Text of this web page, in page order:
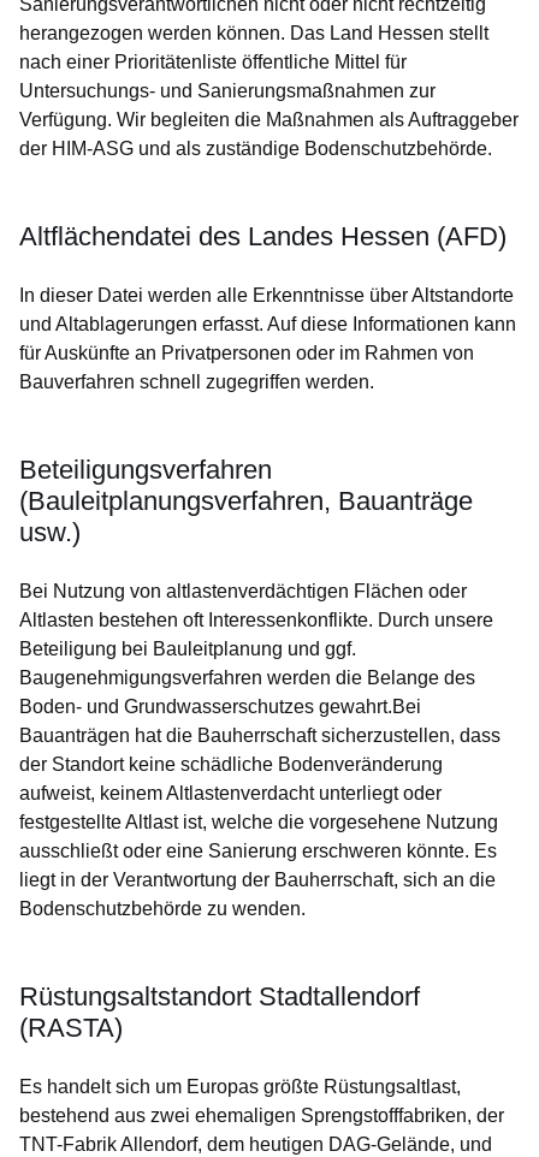
Sanierungsverantwortlichen nicht oder nicht rechtzeitig
herangezogen werden können. Das Land Hessen stellt
nach einer Prioritätenliste öffentliche Mittel für
Untersuchungs- und Sanierungsmaßnahmen zur
Verfügung. Wir begleiten die Maßnahmen als Auftraggeber
der HIM-ASG und als zuständige Bodenschutzbehörde.
Altflächendatei des Landes Hessen (AFD)
In dieser Datei werden alle Erkenntnisse über Altstandorte
und Altablagerungen erfasst. Auf diese Informationen kann
für Auskünfte an Privatpersonen oder im Rahmen von
Bauverfahren schnell zugegriffen werden.
Beteiligungsverfahren
(Bauleitplanungsverfahren, Bauanträge
usw.)
Bei Nutzung von altlastenverdächtigen Flächen oder
Altlasten bestehen oft Interessenkonflikte. Durch unsere
Beteiligung bei Bauleitplanung und ggf.
Baugenehmigungsverfahren werden die Belange des
Boden- und Grundwasserschutzes gewahrt.Bei
Bauanträgen hat die Bauherrschaft sicherzustellen, dass
der Standort keine schädliche Bodenveränderung
aufweist, keinem Altlastenverdacht unterliegt oder
festgestellte Altlast ist, welche die vorgesehene Nutzung
ausschließt oder eine Sanierung erschweren könnte. Es
liegt in der Verantwortung der Bauherrschaft, sich an die
Bodenschutzbehörde zu wenden.
Rüstungsaltstandort Stadtallendorf
(RASTA)
Es handelt sich um Europas größte Rüstungsaltlast,
bestehend aus zwei ehemaligen Sprengstofffabriken, der
TNT-Fabrik Allendorf, dem heutigen DAG-Gelände, und